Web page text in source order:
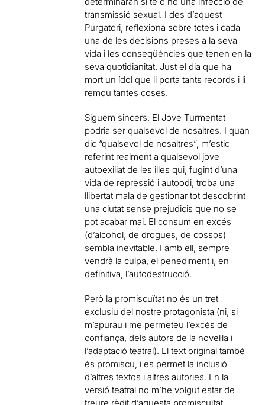
transmissió sexual. I des d’aquest
Purgatori, reflexiona sobre totes i cada
una de les decisions preses a la seva
vida i les conseqüències que tenen en la
seva quotidianitat. Just el dia que ha
mort un ídol que li porta tants records i li
remou tantes coses.
Siguem sincers. El Jove Turmentat
podria ser qualsevol de nosaltres. I quan
dic “qualsevol de nosaltres”, m’estic
referint realment a qualsevol jove
autoexiliat de les illes qui, fugint d’una
vida de repressió i autoodi, troba una
llibertat mala de gestionar tot descobrint
una ciutat sense prejudicis que no se
pot acabar mai. El consum en excés
(d’alcohol, de drogues, de cossos)
sembla inevitable. I amb ell, sempre
vendrà la culpa, el penediment i, en
definitiva, l’autodestrucció.
Però la promiscuïtat no és un tret
exclusiu del nostre protagonista (ni, si
m’apurau i me permeteu l’excés de
confiança, dels autors de la noveŀla i
l’adaptació teatral). El text original també
és promiscu, i es permet la inclusió
d’altres textos i altres autories. En la
versió teatral no m’he volgut estar de